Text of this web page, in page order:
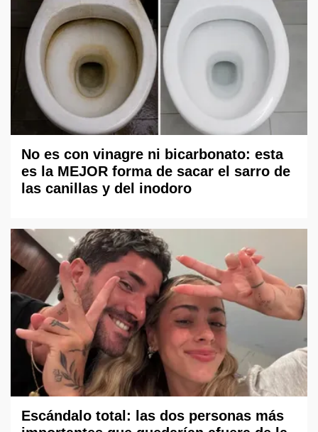
No es con vinagre ni bicarbonato: esta
es la MEJOR forma de sacar el sarro de
las canillas y del inodoro
Escándalo total: las dos personas más